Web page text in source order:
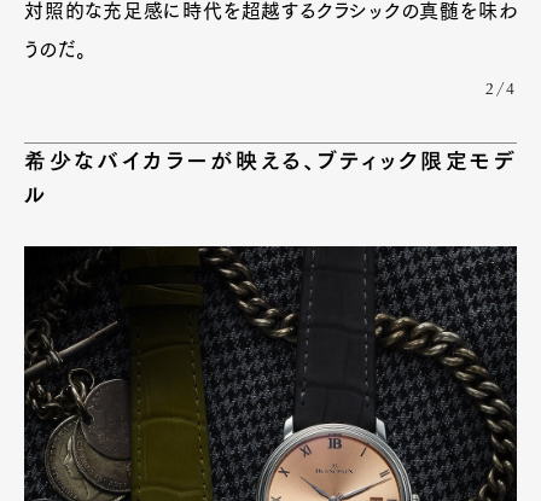
対照的な充足感に時代を超越するクラシックの真髄を味わ
うのだ。
2/4
希少なバイカラーが映える、ブティック限定モデ
ル